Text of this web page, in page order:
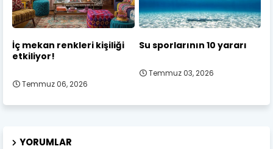
İç mekan renkleri kişiliği
etkiliyor!
Temmuz 06, 2026
Su sporlarının 10 yararı
Temmuz 03, 2026
YORUMLAR